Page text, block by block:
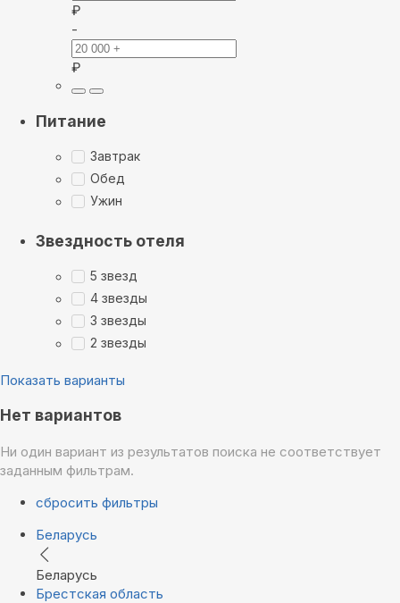
₽
-
₽
Питание
Завтрак
Обед
Ужин
Звездность отеля
5 звезд
4 звезды
3 звезды
2 звезды
Показать варианты
Нет вариантов
Ни один вариант из результатов поиска не соответствует
заданным фильтрам.
сбросить фильтры
Беларусь
Беларусь
Брестская область